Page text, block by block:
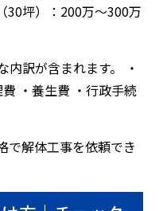
30坪）：200万～300万
内訳が含まれます。 ・
・養生費 ・行政手続
で解体工事を依頼でき